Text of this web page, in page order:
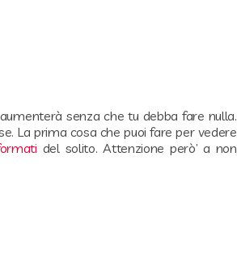
senza che tu debba fare nulla.
La prima cosa che puoi fare per vedere
del solito. Attenzione però’ a non